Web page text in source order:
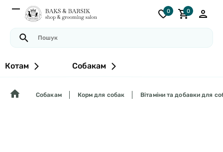
0 0
Котам Собакам
Собакам Корм для собак Вітаміни та добавки для